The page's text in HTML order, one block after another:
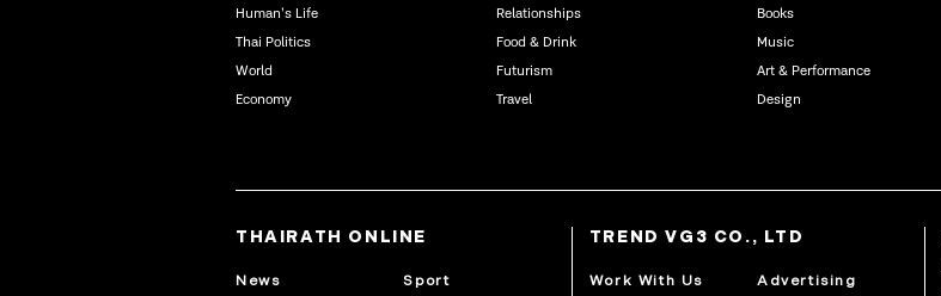
Human’s Life
Thai Politics
World
Economy
Relationships
Food & Drink
Futurism
Travel
Books
Music
Art & Performance
Design
THAIRATH ONLINE
News Sport
TREND VG3 CO., LTD
Work With Us Advertising